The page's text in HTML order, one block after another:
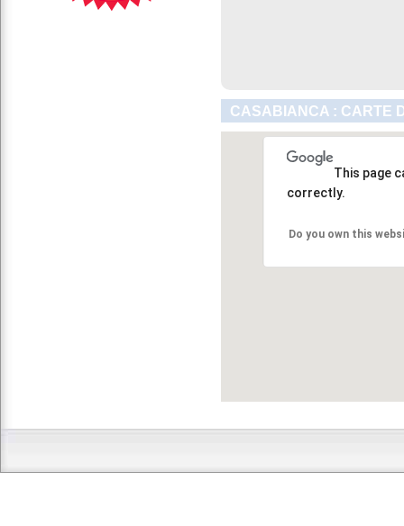
CASABIANCA : CARTE
This page
correctly.
Do you own this